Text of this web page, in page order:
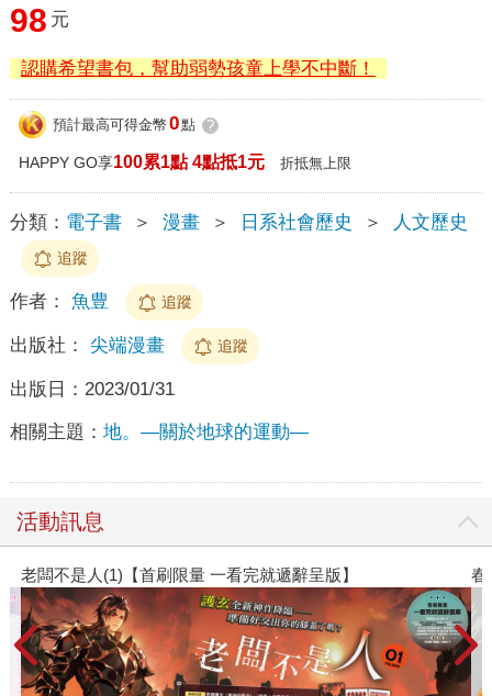
98 元
認購希望書包，幫助弱勢孩童上學不中斷！
預計最高可得金幣 0點 ?
HAPPY GO享100累1點 4點抵1元 折抵無上限
分類： 電子書 ＞ 漫畫 ＞ 日系社會歷史 ＞ 人文歷史
追蹤
作者： 魚豊 追蹤
出版社： 尖端漫畫 追蹤
出版日： 2023/01/31
相關主題： 地。—關於地球的運動—
活動訊息
春光ｘ奇幻基地｜全書系展